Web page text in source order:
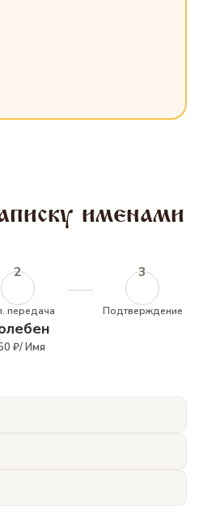
именами
2
передача
3
Подтверждение
₽/ Имя